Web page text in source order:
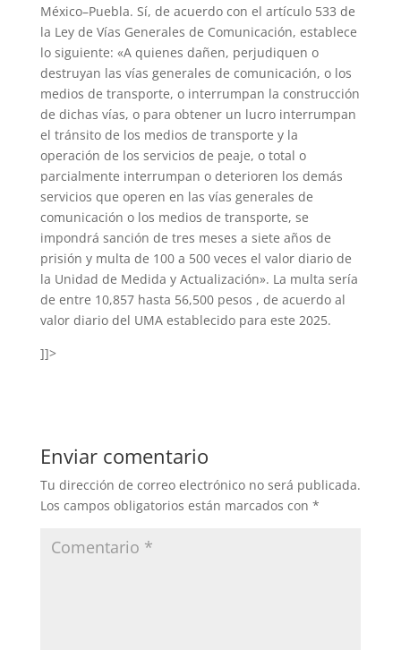
México–Puebla. Sí, de acuerdo con el artículo 533 de
la Ley de Vías Generales de Comunicación, establece
lo siguiente: «A quienes dañen, perjudiquen o
destruyan las vías generales de comunicación, o los
medios de transporte, o interrumpan la construcción
de dichas vías, o para obtener un lucro interrumpan
el tránsito de los medios de transporte y la
operación de los servicios de peaje, o total o
parcialmente interrumpan o deterioren los demás
servicios que operen en las vías generales de
comunicación o los medios de transporte, se
impondrá sanción de tres meses a siete años de
prisión y multa de 100 a 500 veces el valor diario de
la Unidad de Medida y Actualización». La multa sería
de entre 10,857 hasta 56,500 pesos , de acuerdo al
valor diario del UMA establecido para este 2025.
]]>
Enviar comentario
Tu dirección de correo electrónico no será publicada.
Los campos obligatorios están marcados con *